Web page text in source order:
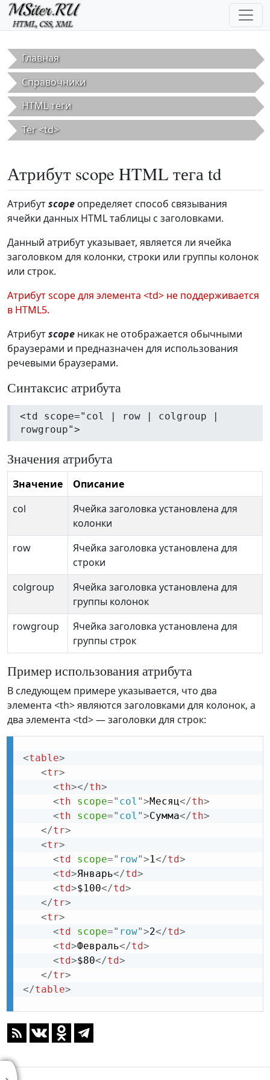
Перейти к основному содержанию
Главная
Справочники
HTML теги
Тег <td>
Атрибут scope HTML тега td
Атрибутscope определяет способ связывания
ячейки данных HTML таблицы с заголовками.
Данный атрибут указывает, является ли ячейка
заголовком для колонки, строки или группы колонок
или строк.
Атрибут scope для элемента <td> не поддерживается
в HTML5.
Атрибутscope никак не отображается обычными
браузерами и предназначен для использования
речевыми браузерами.
Синтаксис атрибута
<td scope="col | row | colgroup |
rowgroup">
Значения атрибута
Значение
Описание
col
Ячейка заголовка установлена для
колонки
row
Ячейка заголовка установлена для
строки
colgroup
Ячейка заголовка установлена для
группы колонок
rowgroup
Ячейка заголовка установлена для
группы строк
Пример использования атрибута
В следующем примере указывается, что два
элемента <th> являются заголовками для колонок, а
два элемента <td> — заголовки для строк:
<table>
<tr>
<th></th>
<th scope=" col ">Месяц</th>
<th scope=" col ">Сумма</th>
</tr>
<tr>
<td scope=" row">1</td>
<td>Январь</td>
<td>$100</td>
</tr>
<tr>
<td scope=" row">2</td>
<td>Февраль</td>
<td>$80</td>
</tr>
</table>